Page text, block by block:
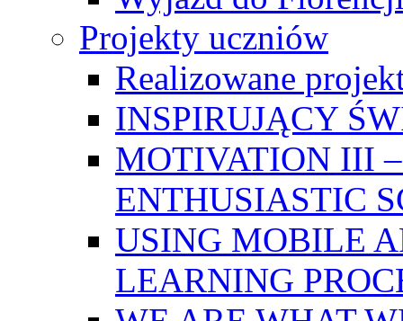
Projekty uczniów
Realizowane
INSPIRUJĄCY
MOTIVATION III
ENTHUSIASTIC
USING MOBILE
LEARNING